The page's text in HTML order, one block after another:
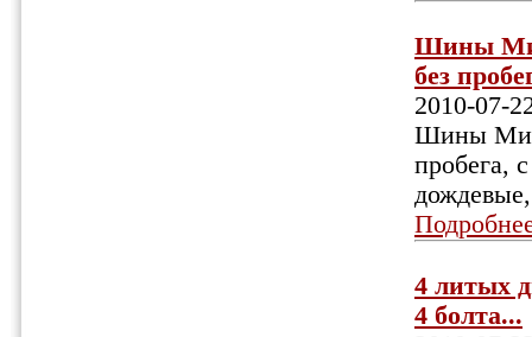
Шины
без
2010-07-
Шины
пробега,
4 литых
4 болта...